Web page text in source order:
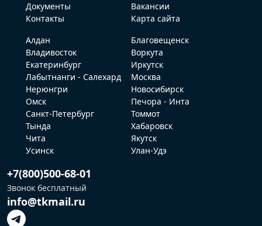
Документы
Вакансии
Контакты
Карта сайта
Алдан
Благовещенск
Владивосток
Воркута
Екатеринбург
Иркутск
Лабытнанги - Салехард
Москва
Нерюнгри
Новосибирск
Омск
Печора - Инта
Санкт-Петербург
Томмот
Тында
Хабаровск
Чита
Якутск
Усинск
Улан-Удэ
+7(800)500-68-01
Звонок бесплатный
info@tkmail.ru